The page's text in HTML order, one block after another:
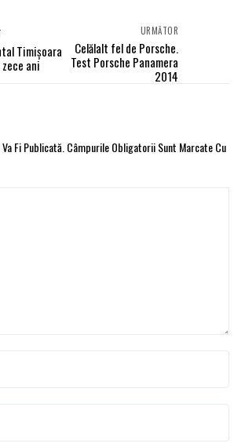
Timișoara
zece ani
URMĂTOR
Celălalt fel de Porsche.
Test Porsche Panamera
2014
Fi Publicată.Câmpurile Obligatorii Sunt Marcate Cu